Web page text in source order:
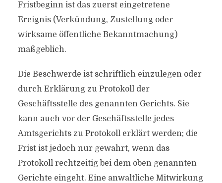
Fristbeginn ist das zuerst eingetretene
Ereignis (Verkündung, Zustellung oder
wirksame öffentliche Bekanntmachung)
maßgeblich.
Die Beschwerde ist schriftlich einzulegen oder
durch Erklärung zu Protokoll der
Geschäftsstelle des genannten Gerichts. Sie
kann auch vor der Geschäftsstelle jedes
Amtsgerichts zu Protokoll erklärt werden; die
Frist ist jedoch nur gewahrt, wenn das
Protokoll rechtzeitig bei dem oben genannten
Gerichte eingeht. Eine anwaltliche Mitwirkung